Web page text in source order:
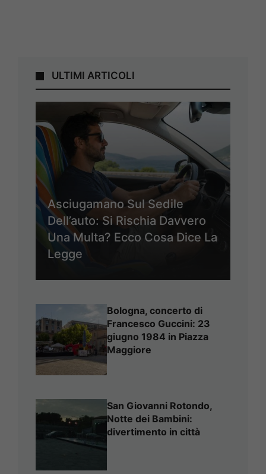
ULTIMI ARTICOLI
Asciugamano Sul Sedile
Dell’auto: Si Rischia Davvero
Una Multa? Ecco Cosa Dice La
Legge
Bologna, concerto di
Francesco Guccini: 23
giugno 1984 in Piazza
Maggiore
San Giovanni Rotondo,
Notte dei Bambini:
divertimento in città